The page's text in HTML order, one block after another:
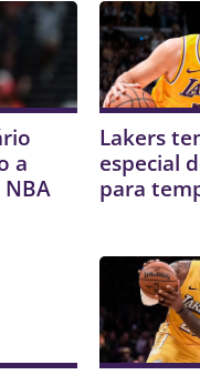
a
Lakers
especial
para